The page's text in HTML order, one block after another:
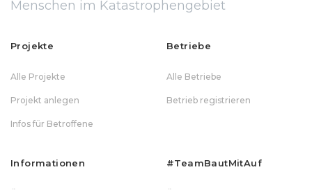
Menschen im Katastrophengebiet
Projekte
Alle Projekte
Projekt anlegen
Infos für Betroffene
Betriebe
Alle Betriebe
Betrieb registrieren
Informationen #teamBautMitAuf